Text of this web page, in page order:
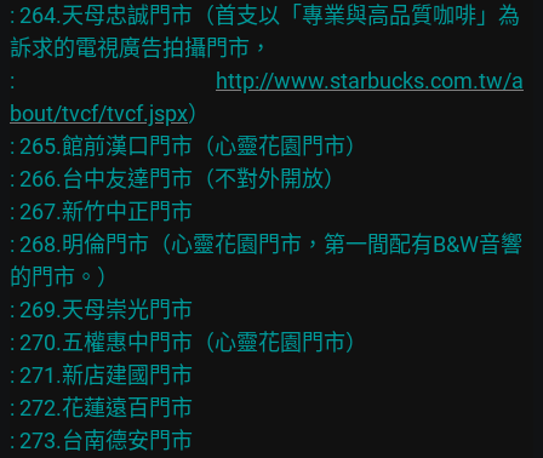
: 264.天母忠誠門市（首支以「專業與高品質咖啡」為
訴求的電視廣告拍攝門市，
: http://www.starbucks.com.tw/a
bout/tvcf/tvcf.jspx）
: 265.館前漢口門市（心靈花園門市）
: 266.台中友達門市（不對外開放）
: 267.新竹中正門市
: 268.明倫門市（心靈花園門市，第一間配有B&W音響
的門市。）
: 269.天母崇光門市
: 270.五權惠中門市（心靈花園門市）
: 271.新店建國門市
: 272.花蓮遠百門市
: 273.台南德安門市